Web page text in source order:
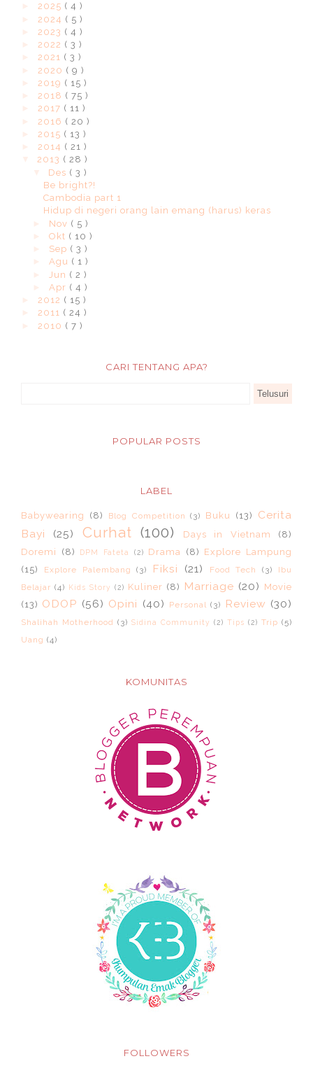
2025 ( 4 )
2024 ( 5 )
2023 ( 4 )
2022 ( 3 )
2021 ( 3 )
2020 ( 9 )
2019 ( 15 )
2018 ( 75 )
2017 ( 11 )
2016 ( 20 )
2015 ( 13 )
2014 ( 21 )
2013 ( 28 )
Des ( 3 )
Be bright?!
Cambodia part 1
Hidup di negeri orang lain emang (harus) keras
Nov ( 5 )
Okt ( 10 )
Sep ( 3 )
Agu ( 1 )
Jun ( 2 )
Apr ( 4 )
2012 ( 15 )
2011 ( 24 )
2010 ( 7 )
CARI TENTANG APA?
POPULAR POSTS
LABEL
Babywearing (8) Blog Competition (3) Buku (13)
Cerita
Bayi
(25) Curhat (100) Days in Vietnam
(8)
Doremi
(8) DPM Fateta (2) Drama (8) Explore Lampung
(15)
Explore Palembang (3) Fiksi (21) Food Tech (3)
Ibu
Belajar (4) Kids Story (2) Kuliner (8) Marriage (20) Movie
(13) ODOP (56) Opini (40) Personal (3) Review (30)
Shalihah Motherhood (3) Sidina Community (2) Tips (2) Trip (5)
Uang (4)
KOMUNITAS
FOLLOWERS